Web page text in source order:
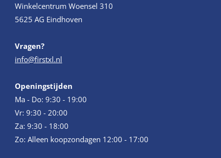
Winkelcentrum Woensel 310
5625 AG Eindhoven
Vragen?
info@firstxl.nl
Openingstijden
Ma - Do: 9:30 - 19:00
Vr: 9:30 - 20:00
Za: 9:30 - 18:00
Zo: Alleen koopzondagen 12:00 - 17:00